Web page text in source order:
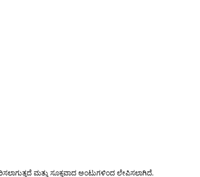
ಮತ್ತು ಸೂಕ್ತವಾದ ಅಂಟುಗಳಿಂದ ಲೇಪಿಸಲಾಗಿದೆ.